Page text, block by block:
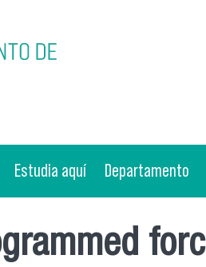
Estudia aquí Departamento